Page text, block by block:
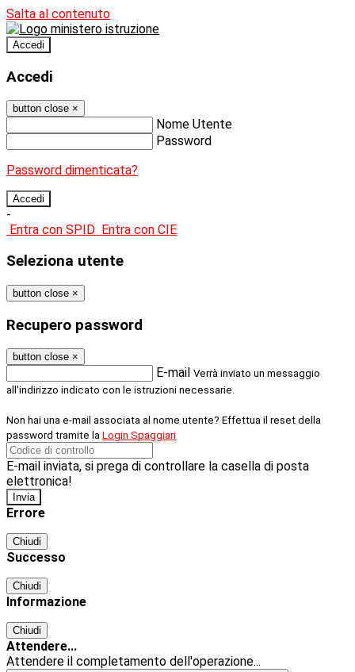
Salta al contenuto
Accedi
Accedi
button close ×
Nome Utente
Password
Password dimenticata?
-
Entra con SPID Entra con CIE
Seleziona utente
button close ×
Recupero password
button close ×
E-mail Verrà inviato un messaggio
all'indirizzo indicato con le istruzioni necessarie.
Non hai una e-mail associata al nome utente? Effettua il reset della
password tramite la Login Spaggiari
E-mail inviata, si prega di controllare la casella di posta
elettronica!
Errore
Chiudi
Successo
Chiudi
Informazione
Chiudi
Attendere...
Attendere il completamento dell'operazione...